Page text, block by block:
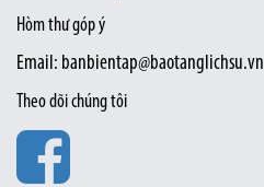
Hòm thư góp ý
Email: banbientap@baotanglichsu.vn
Theo dõi chúng tôi